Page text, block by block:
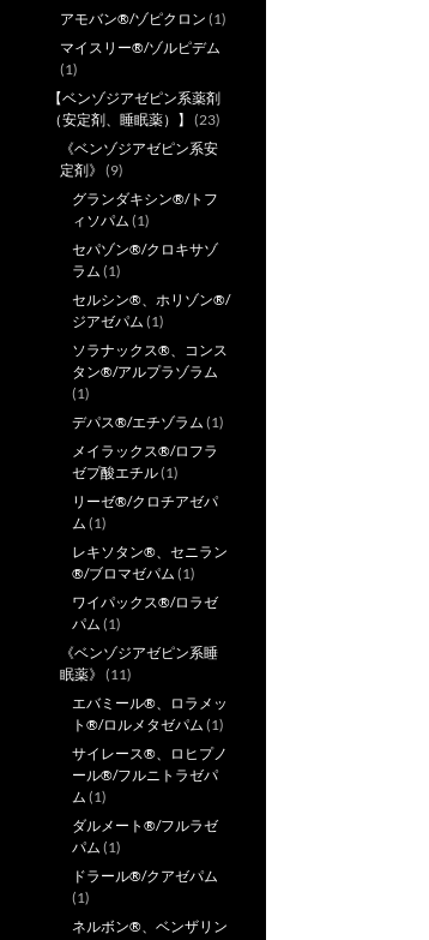
アモバン®/ゾピクロン (1)
マイスリー®/ゾルピデム
(1)
【ベンゾジアゼピン系薬剤
（安定剤、睡眠薬）】
(23)
《ベンゾジアゼピン系安
定剤》 (9)
グランダキシン®/トフ
ィソパム (1)
セパゾン®/クロキサゾ
ラム (1)
セルシン®、ホリゾン®/
ジアゼパム (1)
ソラナックス®、コンス
タン®/アルプラゾラム
(1)
デパス®/エチゾラム (1)
メイラックス®/ロフラ
ゼプ酸エチル(1)
リーゼ®/クロチアゼパ
ム (1)
レキソタン®、セニラン
®/ブロマゼパム (1)
ワイパックス®/ロラゼ
パム (1)
《ベンゾジアゼピン系睡
眠薬》 (11)
エバミール®、ロラメッ
ト®/ロルメタゼパム (1)
サイレース®、ロヒプノ
ール®/フルニトラゼパ
ム (1)
ダルメート®/フルラゼ
パム (1)
ドラール®/クアゼパム
(1)
ネルボン®、ベンザリン